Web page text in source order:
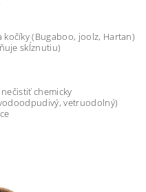
(Bugaboo, joolz, Hartan)
skĺznutiu)
chemicky
vetruodolný)